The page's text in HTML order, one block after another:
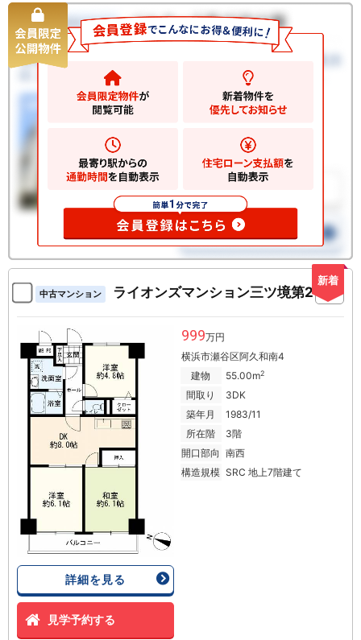
新着
中古マンション ライオンズマンション三ツ境第2
詳細を見る
見学予約する
999万円
横浜市瀬谷区阿久和南4
建物
55.00m2
間取り
3DK
築年月
1983/11
所在階
3階
開口部向 南西
構造規模 SRC 地上7階建て